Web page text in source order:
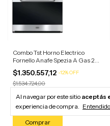
Al navegar por este sitio aceptás
experiencia de compra. Entendido
Combo Tst Horno Electrico
Fornello Anafe Spezia A Gas 2
Horn Acero Inoxidable/anafe
Negro
$1.350.557,12 -12%OFF
$1.534.724,00
$1.242.512,55conTransferencia
o depósito